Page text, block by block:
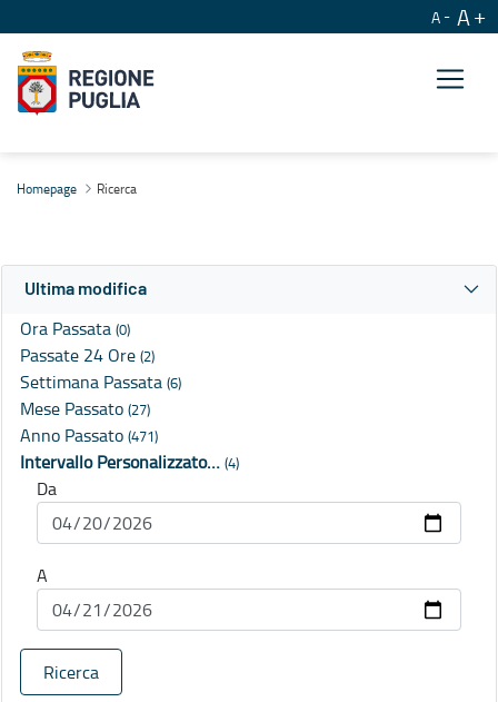
A A
Homepage Ricerca
Ultima modifica
Ora Passata (0)
Passate 24 Ore (2)
Settimana Passata (6)
Mese Passato (27)
Anno Passato (471)
Intervallo Personalizzato… (4)
Da
A
Ricerca